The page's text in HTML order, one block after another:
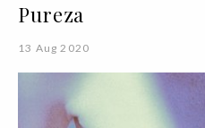
Pureza
13 Aug 2020